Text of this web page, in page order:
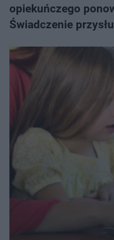
opiekuńczego
Świadczenie